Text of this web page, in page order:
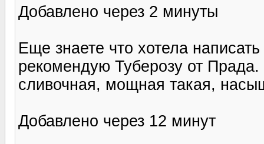
Добавлено через 2 минуты
Еще знаете что хотела
рекомендую Туберозу от
сливочная, мощная такая,
Добавлено через 12 минут